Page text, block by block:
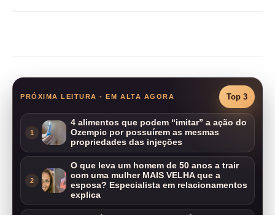
PRÓXIMA LEITURA - EM ALTA AGORA Top 3
1
4 alimentos que podem “imitar” a ação do
Ozempic por possuírem as mesmas
propriedades das injeções
2
O que leva um homem de 50 anos a trair
com uma mulher MAIS VELHA que a
esposa? Especialista em relacionamentos
explica